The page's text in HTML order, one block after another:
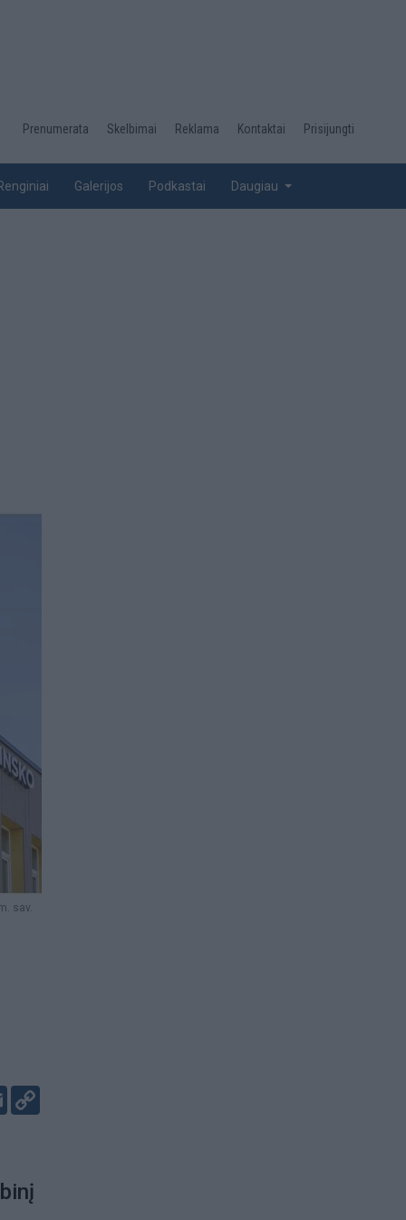
Desktop
top
Prenumerata Skelbimai Reklama Kontaktai Prisijungti
Galerijos Podkastai Daugiau
sav.
Email